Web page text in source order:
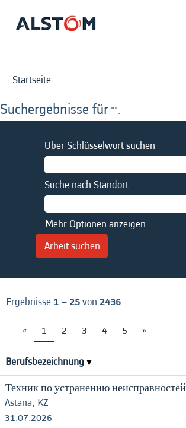
Startseite
Suchergebnisse für "".
Über Schlüsselwort suchen
Suche nach Standort
Mehr Optionen anzeigen
Ergebnisse1 – 25von 2436
«
1 2 3 4 5 »
Berufsbezeichnung
Техник по устранению неисправностей
Astana, KZ
31.07.2026